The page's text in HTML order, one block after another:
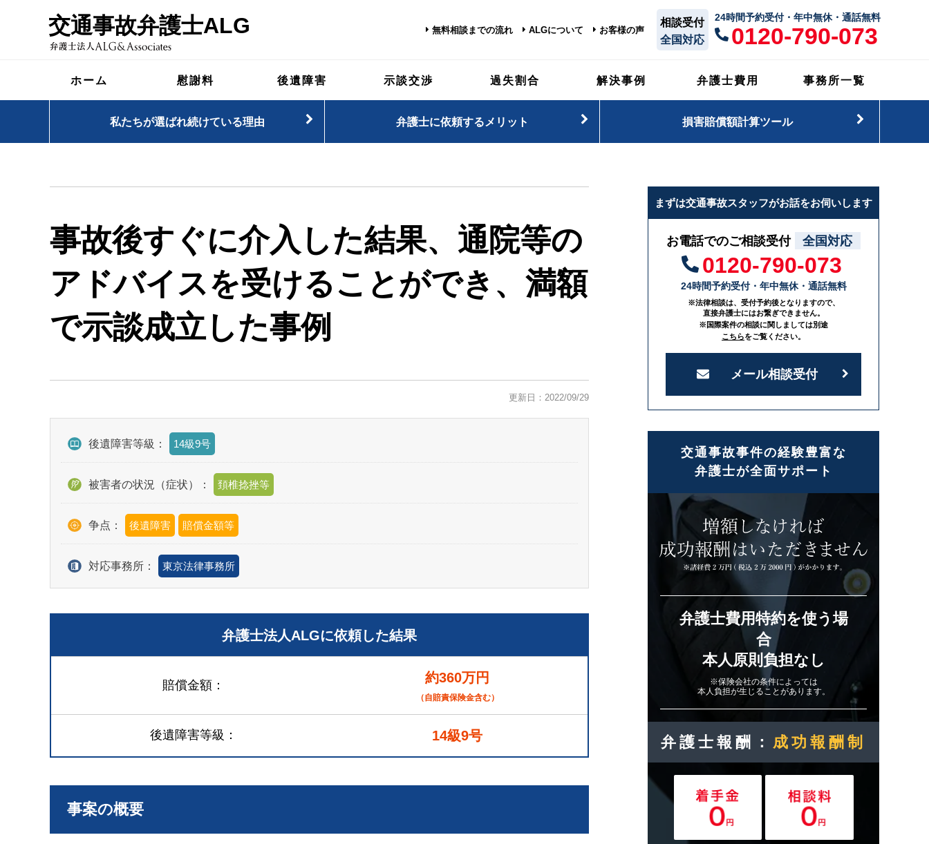
交通事故弁護士ALG 無料相談までの流れ ALGについて お客様の声
相談受付
全国対応
24時間予約受付・年中無休・通話無料
0120-790-073
ホーム 慰謝料 後遺障害 示談交渉 過失割合 解決事例 弁護士費用 事務所一覧
私たちが選ばれ続けている理由 弁護士に依頼するメリット 損害賠償額計算ツール
事故後すぐに介入した結果、通院等の
アドバイスを受けることができ、満額
で示談成立した事例
更新日：2022/09/29
後遺障害等級： 14級9号
被害者の状況（症状）： 頚椎捻挫等
争点： 後遺障害 賠償金額等
対応事務所： 東京法律事務所
弁護士法人ALGに依頼した結果
賠償金額 約360万円
（自賠責保険金含む）
後遺障害等級 14級9号
事案の概要
まずは交通事故スタッフがお話をお伺いします
お電話でのご相談受付 全国対応
0120-790-073
24時間予約受付・年中無休・通話無料
※法律相談は、受付予約後となりますので、
直接弁護士にはお繋ぎできません。
※国際案件の相談に関しましては別途
こちらをご覧ください。
メール相談受付
交通事故事件の経験豊富な
弁護士が全面サポート
弁護士費用特約を使う場
合
本人原則負担なし
※保険会社の条件によっては
本人負担が生じることがあります。
弁護士報酬： 成功報酬制